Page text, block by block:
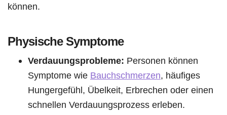
können.
Physische Symptome
Verdauungsprobleme: Personen können
Symptome wie Bauchschmerzen, häufiges
Hungergefühl, Übelkeit, Erbrechen oder einen
schnellen Verdauungsprozess erleben.